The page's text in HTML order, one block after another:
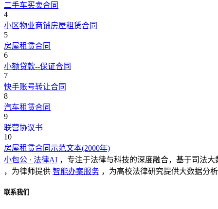
二手车买卖合同
4
小区物业商铺房屋租赁合同
5
房屋租赁合同
6
小额贷款--保证合同
7
快手账号转让合同
8
汽车租赁合同
9
联营协议书
10
房屋租赁合同示范文本(2000年)
小包公 · 法律AI ，专注于法律与科技的深度融合，基于司法
，为律师提供 智能办案服务 ，为高校法律研究提供大数据分
联系我们